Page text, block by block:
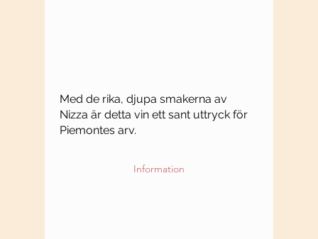
Med de rika, djupa smakerna av
Nizza är detta vin ett sant uttryck för
Piemontes arv.
Information